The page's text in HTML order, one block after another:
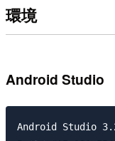
環境
Android Studio
Android Studio